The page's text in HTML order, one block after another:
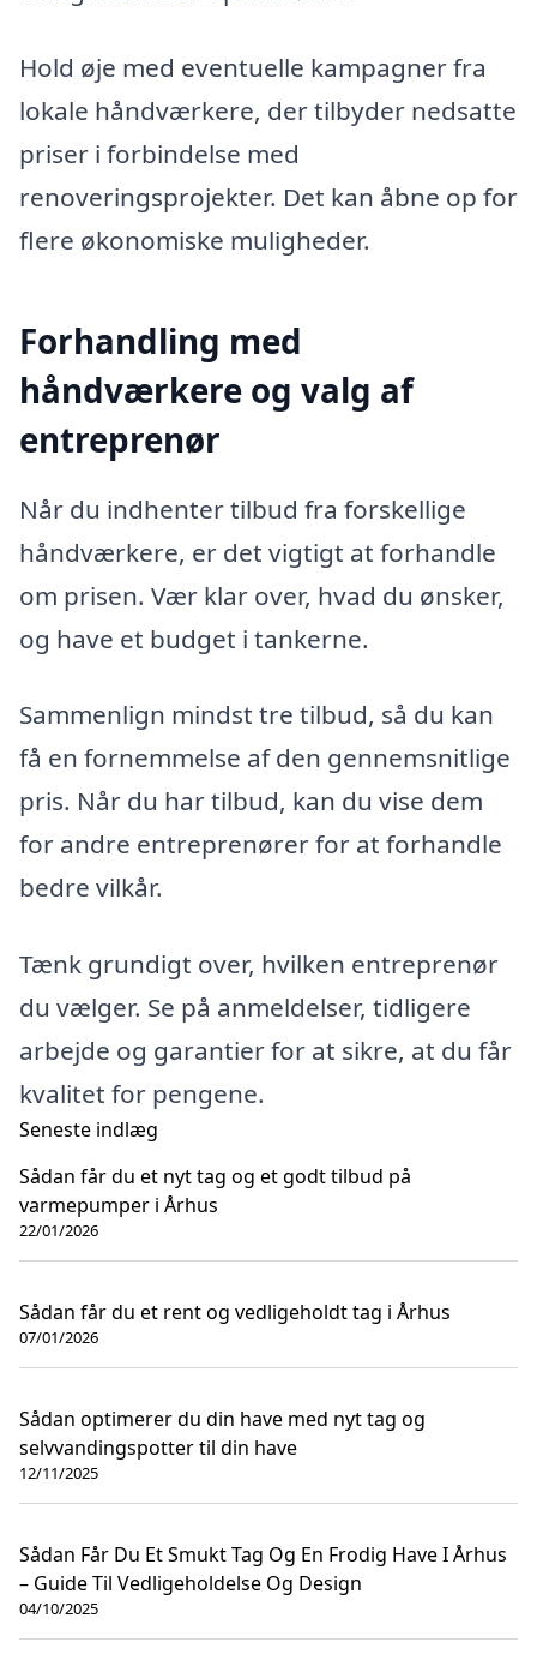
Hold øje med eventuelle kampagner fra
lokale håndværkere, der tilbyder nedsatte
priser i forbindelse med
renoveringsprojekter. Det kan åbne op for
flere økonomiske muligheder.
Forhandling med
håndværkere og valg af
entreprenør
Når du indhenter tilbud fra forskellige
håndværkere, er det vigtigt at forhandle
om prisen. Vær klar over, hvad du ønsker,
og have et budget i tankerne.
Sammenlign mindst tre tilbud, så du kan
få en fornemmelse af den gennemsnitlige
pris. Når du har tilbud, kan du vise dem
for andre entreprenører for at forhandle
bedre vilkår.
Tænk grundigt over, hvilken entreprenør
du vælger. Se på anmeldelser, tidligere
arbejde og garantier for at sikre, at du får
kvalitet for pengene.
Seneste indlæg
Sådan får du et nyt tag og et godt tilbud på
varmepumper i Århus
22/01/2026
Sådan får du et rent og vedligeholdt tag i Århus
07/01/2026
Sådan optimerer du din have med nyt tag og
selvvandingspotter til din have
12/11/2025
Sådan Får Du Et Smukt Tag Og En Frodig Have I Århus
– Guide Til Vedligeholdelse Og Design
04/10/2025